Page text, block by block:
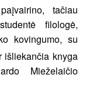
tačiau
filologė,
kovingumo, su
knyga
Mieželaičio